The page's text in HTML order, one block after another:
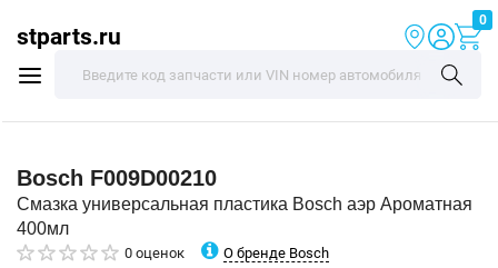
stparts.ru
0
Bosch F009D00210
Смазка универсальная пластика Bosch аэр Ароматная
400мл
0 оценок О бренде Bosch